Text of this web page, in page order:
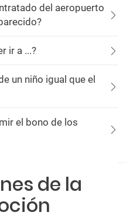
del aeropuerto
ir a ...?
un niño igual que el
el bono de los
de la